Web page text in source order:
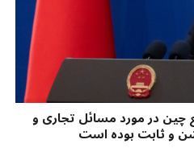
چین در مورد مسائل تجاری و
و ثابت بوده است​​